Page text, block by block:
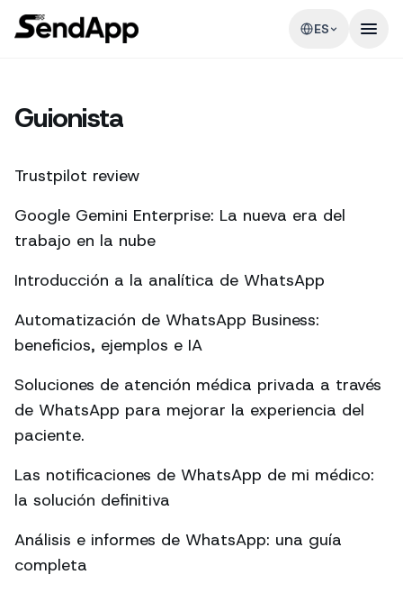
ES
Guionista
Trustpilot review
Google Gemini Enterprise: La nueva era del
trabajo en la nube
Introducción a la analítica de WhatsApp
Automatización de WhatsApp Business:
beneficios, ejemplos e IA
Soluciones de atención médica privada a través
de WhatsApp para mejorar la experiencia del
paciente.
Las notificaciones de WhatsApp de mi médico:
la solución definitiva
Análisis e informes de WhatsApp: una guía
completa